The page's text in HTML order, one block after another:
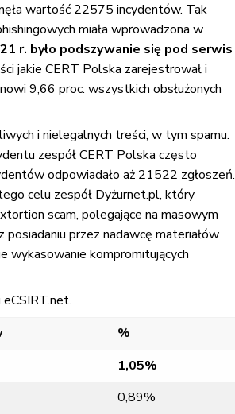
wartość 22575 incydentów. Tak
miała wprowadzona w
r. było podszywanie się pod serwis
jakie CERT Polska zarejestrował i
9,66 proc. wszystkich obsłużonych
i nielegalnych treści, w tym spamu.
zespół CERT Polska często
odpowiadało aż 21522 zgłoszeń.
celu zespół Dyżurnet.pl, który
scam, polegające na masowym
posiadaniu przez nadawcę materiałów
wykasowanie kompromitujących
%
1,05%
0,89%